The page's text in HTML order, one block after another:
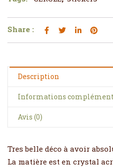
Share :
Description
Informations
Avis (0)
Tres belle déco à avoir
La matière est en crystal